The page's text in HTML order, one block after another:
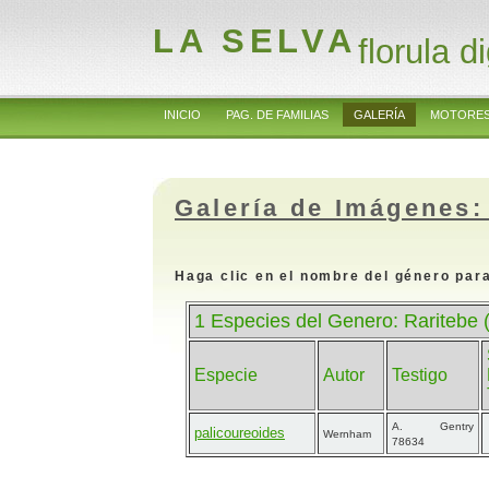
LA SELVAflorula
INICIO PAG. DE FAMILIAS GALERÍA
Galería de
Haga clic en el nombre del género
1 Especies del Genero: Raritebe
Especie Autor Testigo
palicoureoides Wernham
A. Gentry
78634